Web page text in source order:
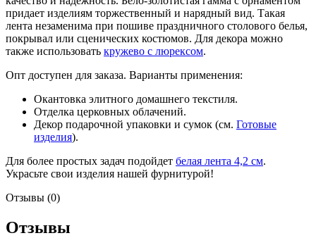
придает изделиям торжественный и нарядный вид. Такая
лента незаменима при пошиве праздничного столового белья,
покрывал или сценических костюмов. Для декора можно
также использовать кружево с люрексом.
Опт доступен для заказа. Варианты применения:
Окантовка элитного домашнего текстиля.
Отделка церковных облачений.
Декор подарочной упаковки и сумок (см. Готовые
изделия).
Для более простых задач подойдет белая лента 4,2 см.
Украсьте свои изделия нашей фурнитурой!
Отзывы (0)
Отзывы